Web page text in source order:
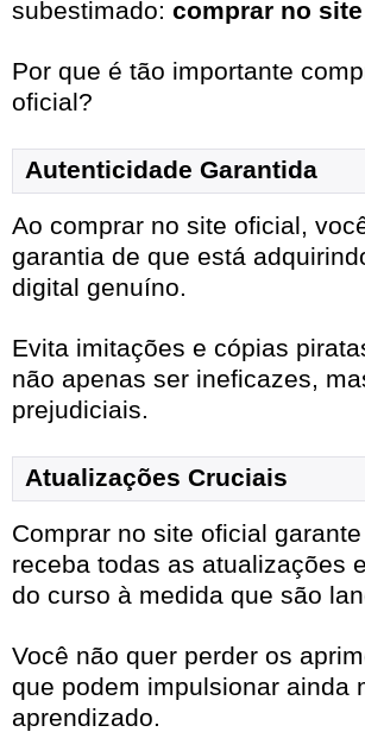
subestimado: comprar no
Por que é tão importante
oficial?
Autenticidade Garantida
Ao comprar no site oficial,
garantia de que está
digital genuíno.
Evita imitações e cópias
não apenas ser ineficazes,
prejudiciais.
Atualizações Cruciais
Comprar no site oficial
receba todas as atualizações
do curso à medida que são
Você não quer perder os
que podem impulsionar ainda
aprendizado.